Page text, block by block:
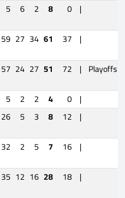
5 6 2 8 0 |
59 27 34 61 37 |
57 24 27 51 72 | Playoffs
5 2 2 4 0 |
26 5 3 8 12 |
32 2 5 7 16 |
35 12 16 28 18 |